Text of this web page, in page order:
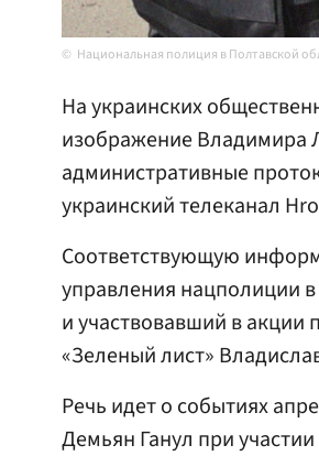
Национальная полиция в Полтавской
На украинских
изображение Владимира
административные
украинский телеканал
Соответствующую
управления нацполиции
и участвовавший в акции
«Зеленый лист»
Речь идет о событиях
Демьян Ганул при